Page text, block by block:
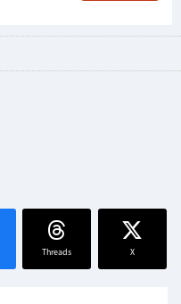
Threads X